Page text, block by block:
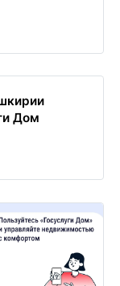
Дом